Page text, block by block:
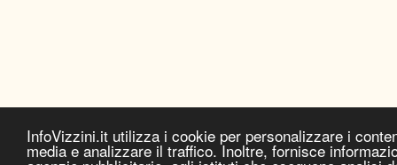
InfoVizzini.it utilizza i cookie per personalizzare i
media e analizzare il traffico. Inoltre, fornisce